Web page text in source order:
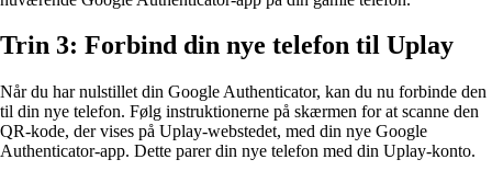
Trin 3: Forbind din nye telefon til Uplay
Når du har nulstillet din Google Authenticator, kan du nu forbinde den
til din nye telefon. Følg instruktionerne på skærmen for at scanne den
QR-kode, der vises på Uplay-webstedet, med din nye Google
Authenticator-app. Dette parer din nye telefon med din Uplay-konto.